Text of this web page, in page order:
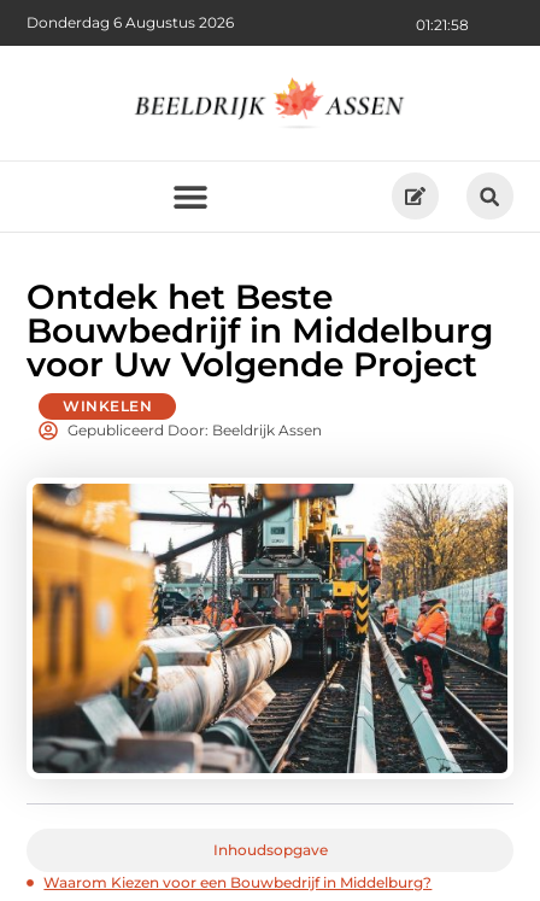
01:21:59
Donderdag 6 Augustus 2026
Ontdek het Beste
Bouwbedrijf in Middelburg
voor Uw Volgende Project
WINKELEN
Gepubliceerd Door: Beeldrijk Assen
Inhoudsopgave
Waarom Kiezen voor een Bouwbedrijf in Middelburg?